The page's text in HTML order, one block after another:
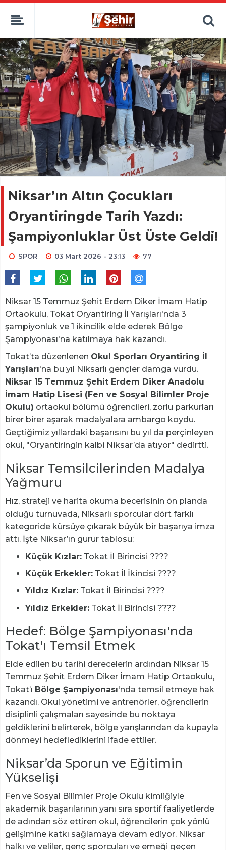
Niksar’ın Altın Çocukları
Oryantiringde Tarih Yazdı:
Şampiyonluklar Üst Üste Geldi!
SPOR 03 Mart 2026 - 23:13 77
Niksar 15 Temmuz Şehit Erdem Diker İmam Hatip
Ortaokulu, Tokat Oryantiring İl Yarışları'nda 3
şampiyonluk ve 1 ikincilik elde ederek Bölge
Şampiyonası'na katılmaya hak kazandı.
Tokat’ta düzenlenen Okul Sporları Oryantiring İl
Yarışları'na bu yıl Niksarlı gençler damga vurdu.
Niksar 15 Temmuz Şehit Erdem Diker Anadolu
İmam Hatip Lisesi (Fen ve Sosyal Bilimler Proje
Okulu) ortaokul bölümü öğrencileri, zorlu parkurları
birer birer aşarak madalyalara ambargo koydu.
Geçtiğimiz yıllardaki başarısını bu yıl da perçinleyen
okul, "Oryantiringin kalbi Niksar’da atıyor" dedirtti.
Niksar Temsilcilerinden Madalya
Yağmuru
Hız, strateji ve harita okuma becerisinin ön planda
olduğu turnuvada, Niksarlı sporcular dört farklı
kategoride kürsüye çıkarak büyük bir başarıya imza
attı. İşte Niksar’ın gurur tablosu:
Küçük Kızlar: Tokat İl Birincisi ????
Küçük Erkekler: Tokat İl İkincisi ????
Yıldız Kızlar: Tokat İl Birincisi ????
Yıldız Erkekler: Tokat İl Birincisi ????
Hedef: Bölge Şampiyonası'nda
Tokat'ı Temsil Etmek
Elde edilen bu tarihi derecelerin ardından Niksar 15
Temmuz Şehit Erdem Diker İmam Hatip Ortaokulu,
Tokat’ı Bölge Şampiyonası'nda temsil etmeye hak
kazandı. Okul yönetimi ve antrenörler, öğrencilerin
disiplinli çalışmaları sayesinde bu noktaya
geldiklerini belirterek, bölge yarışlarından da kupayla
dönmeyi hedeflediklerini ifade ettiler.
Niksar’da Sporun ve Eğitimin
Yükselişi
Fen ve Sosyal Bilimler Proje Okulu kimliğiyle
akademik başarılarının yanı sıra sportif faaliyetlerde
de adından söz ettiren okul, öğrencilerin çok yönlü
gelişimine katkı sağlamaya devam ediyor. Niksar
halkı ve veliler, genç sporcuları ve emeği geçen